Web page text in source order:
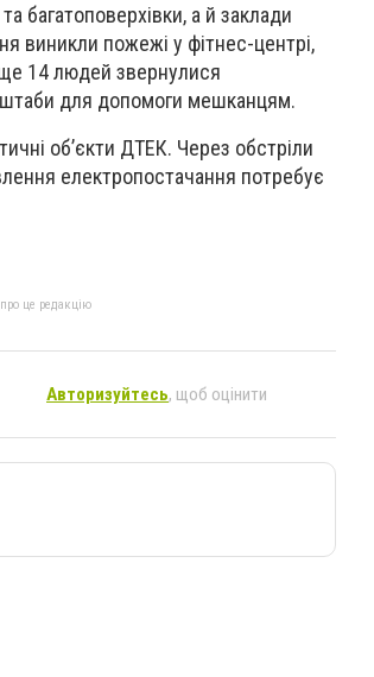
багатоповерхівки, а й заклади
виникли пожежі у фітнес-центрі,
ще 14 людей звернулися
штаби для допомоги мешканцям.
об’єкти ДТЕК. Через обстріли
електропостачання потребує
це редакцію
Авторизуйтесь, щоб оцінити